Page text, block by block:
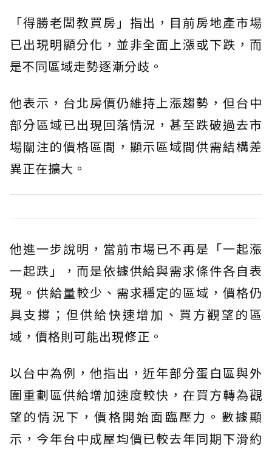
「得勝老闆教買房」指出，目前房地產市場
已出現明顯分化，並非全面上漲或下跌，而
是不同區域走勢逐漸分歧。
他表示，台北房價仍維持上漲趨勢，但台中
部分區域已出現回落情況，甚至跌破過去市
場關注的價格區間，顯示區域間供需結構差
異正在擴大。
他進一步說明，當前市場已不再是「一起漲
一起跌」，而是依據供給與需求條件各自表
現。供給量較少、需求穩定的區域，價格仍
具支撐；但供給快速增加、買方觀望的區
域，價格則可能出現修正。
以台中為例，他指出，近年部分蛋白區與外
圍重劃區供給增加速度較快，在買方轉為觀
望的情況下，價格開始面臨壓力。數據顯
示，今年台中成屋均價已較去年同期下滑約